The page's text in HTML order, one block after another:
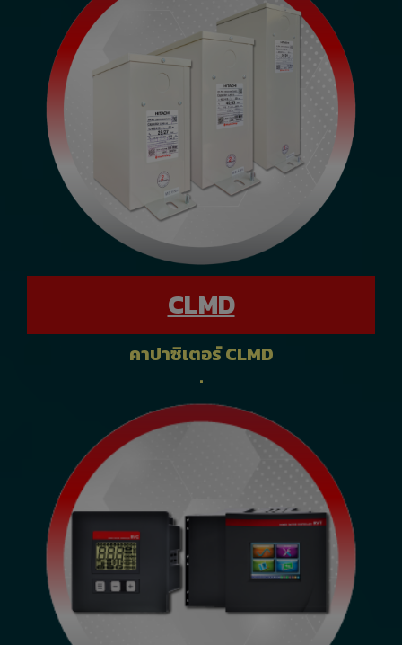
CLMD
คาปาซิเตอร์ CLMD
.